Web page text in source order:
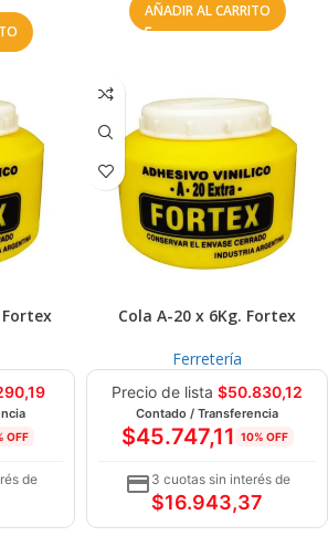
AÑADIR AL CARRITO
Fortex
OFF
de
Cola A-20 x 6Kg. Fortex
Ferretería
Precio de lista $50.830,12
Contado / Transferencia
$45.747,11 10% OFF
3 cuotas sin interés de
$16.943,37